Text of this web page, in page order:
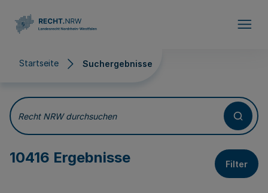
Startseite Suchergebnisse
Suchergebnisse
Recht NRW durchsuchen
10416 Ergebnisse Filter